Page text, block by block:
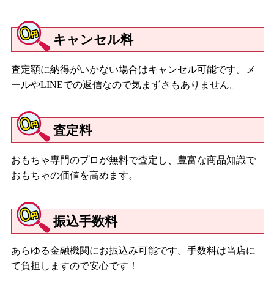
キャンセル料
査定額に納得がいかない場合はキャンセル可能です。メ
ールやLINEでの返信なので気まずさもありません。
査定料
おもちゃ専門のプロが無料で査定し、豊富な商品知識で
おもちゃの価値を高めます。
振込手数料
あらゆる金融機関にお振込み可能です。手数料は当店に
て負担しますので安心です！